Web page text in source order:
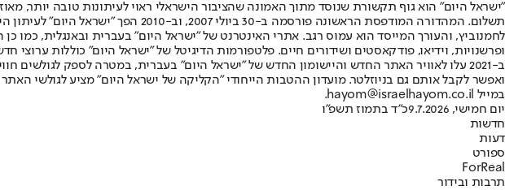
"ישראל היום" הוא גוף תקשורת שנוסד מתוך האמונה שהציבור הישראלי ראוי לעיתונות טובה יותר,
תשלום. המהדורה המודפסת הראשונה
ופרשנויות, וידיאו, פודקאסטים ושידורים חיים. פלטפורמות הדיגיטל של "ישראל היום" כוללות ערוצי
ב-2021 עלו לאוויר האתר החדש והיישומון החדש של "ישראל היום" בעברית, במטרה לספק
ואפשר לקבל אותם גם בניוזלטר. מועדון ההטבות הייחודי "הקליקה של ישראל היום" מציע לגולשי
במייל hayom@israelhayom.co.il.
יום חמישי, 9.7.2026
כ"ד בתמוז תשפ"ו
חדשות
דעות
ספורט
ForReal
תרבות ובידור